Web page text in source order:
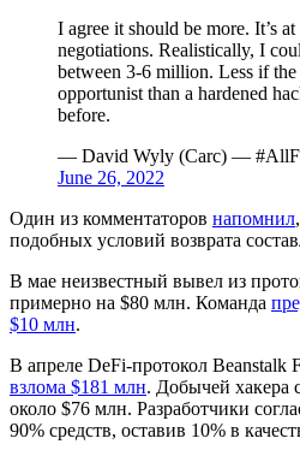
I agree it should be more. It’s
negotiations. Realistically, I
between 3-6 million. Less if the
opportunist than a hardened
before.
— David Wyly (Carc) —
June 26, 2022
Один из комментаторов напомнил
подобных условий возврата
В мае неизвестный вывел из
примерно на $80 млн. Команда
$10 млн.
В апреле DeFi-протокол Beanstalk
взлома $181 млн. Добычей хакера
около $76 млн. Разработчики
90% средств, оставив 10% в